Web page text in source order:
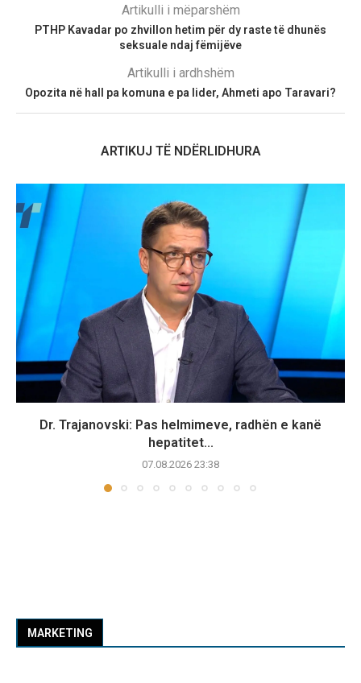
Artikulli i mëparshëm
PTHP Kavadar po zhvillon hetim për dy raste të dhunës
seksuale ndaj fëmijëve
Artikulli i ardhshëm
Opozita në hall pa komuna e pa lider, Ahmeti apo Taravari?
ARTIKUJ TË NDËRLIDHURA
Dr. Trajanovski: Pas helmimeve, radhën e kanë
hepatitet...
07.08.2026 23:38
MARKETING